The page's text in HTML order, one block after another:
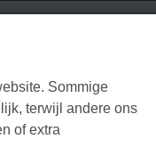
Sommige
terwijl andere ons
of extra